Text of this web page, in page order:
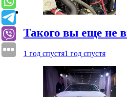
Такого вы еще не
1 год спустя1 год спустя